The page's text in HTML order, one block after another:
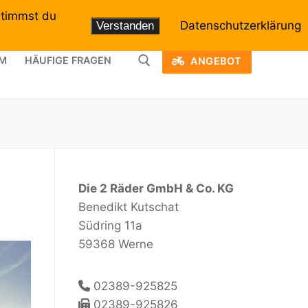
HÄUFIGE FRAGEN ANGEBOT
Die 2 Räder GmbH & Co. KG
Benedikt Kutschat
Südring 11a
59368 Werne
02389-925825
02389-925826
du
Verstanden Datenschutzerklärung